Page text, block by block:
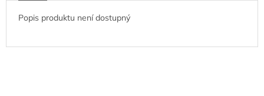
Popis produktu není dostupný